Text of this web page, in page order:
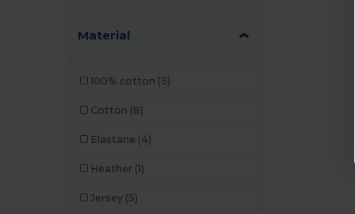
Bata Industrials
(29)
Black&Match
(8)
Brook Taverner
(3)
Material
100% cotton (5)
Cotton (8)
Elastane (4)
Heather (1)
Jersey (5)